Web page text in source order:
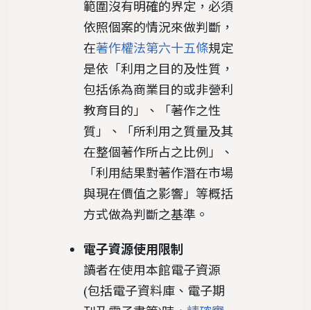
範圍沒有明確的界定，必須
依照個案的情況來做判斷，
在著作權法第六十五條規定
是依「利用之目的及性質，
包括係為商業目的或非營利
教育目的」、「著作之性
質」、「所利用之質量及其
在整個著作所占之比例」、
「利用結果對著作潛在市場
與現在價值之影響」等概括
方式做為判斷之基準。
電子資源使用限制
讀者在使用本館電子資源
(包括電子資料庫、電子期